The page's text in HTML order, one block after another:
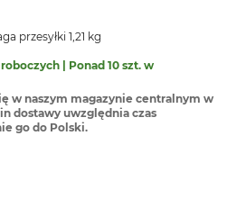
przesyłki 1,21 kg
| Ponad 10 szt. w
w naszym magazynie centralnym w
dostawy uwzględnia czas
go do Polski.